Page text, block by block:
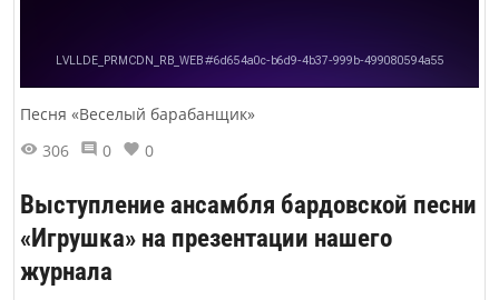
Песня «Веселый барабанщик»
306
0 0
Выступление ансамбля бардовской песни
«Игрушка» на презентации нашего
журнала